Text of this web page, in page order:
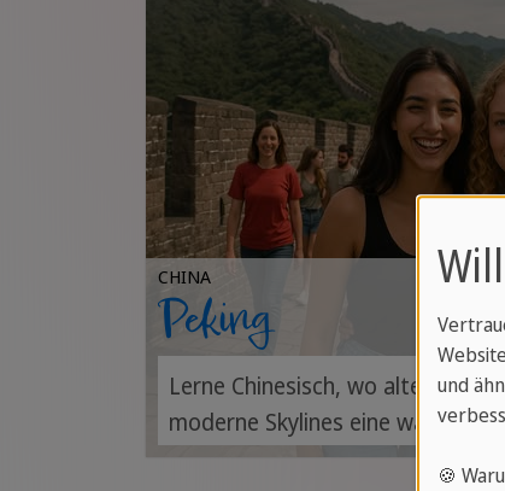
CHINA
Peking
Lerne Chinesisch, wo alte
moderne Skylines eine wahrhaft
bilden.
und
🍪